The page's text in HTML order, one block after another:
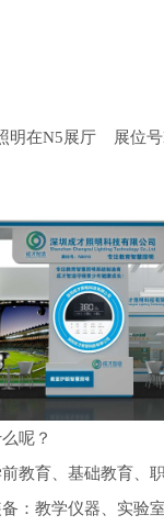
明在N5展厅 展位号
呢？
教育、基础教育、
：教学仪器、实验